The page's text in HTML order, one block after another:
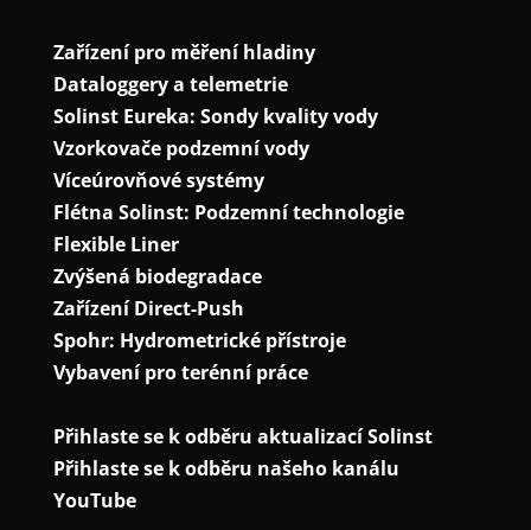
Zařízení pro měření hladiny
Dataloggery a telemetrie
Solinst Eureka: Sondy kvality vody
Vzorkovače podzemní vody
Víceúrovňové systémy
Flétna Solinst: Podzemní technologie
Flexible Liner
Zvýšená biodegradace
Zařízení Direct-Push
Spohr: Hydrometrické přístroje
Vybavení pro terénní práce
Přihlaste se k odběru aktualizací Solinst
Přihlaste se k odběru našeho kanálu
YouTube